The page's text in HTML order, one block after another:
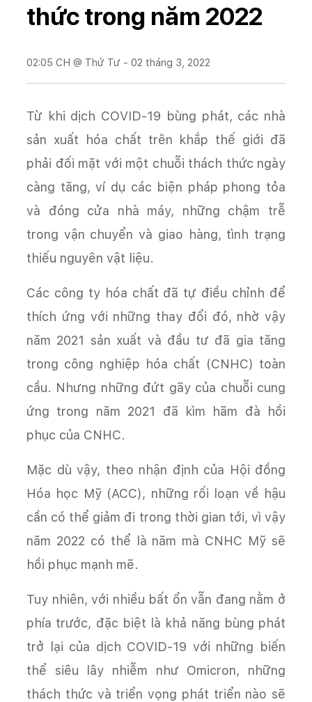
thức trong năm 2022
02:05 CH @ Thứ Tư - 02 tháng 3, 2022
Từ khi dịch COVID-19 bùng phát, các nhà
sản xuất hóa chất trên khắp thế giới đã
phải đối mặt với một chuỗi thách thức ngày
càng tăng, ví dụ các biện pháp phong tỏa
và đóng cửa nhà máy, những chậm trễ
trong vận chuyển và giao hàng, tình trạng
thiếu nguyên vật liệu.
Các công ty hóa chất đã tự điều chỉnh để
thích ứng với những thay đổi đó, nhờ vậy
năm 2021 sản xuất và đầu tư đã gia tăng
trong công nghiệp hóa chất (CNHC) toàn
cầu. Nhưng những đứt gãy của chuỗi cung
ứng trong năm 2021 đã kìm hãm đà hồi
phục của CNHC.
Mặc dù vậy, theo nhận định của Hội đồng
Hóa học Mỹ (ACC), những rối loạn về hậu
cần có thể giảm đi trong thời gian tới, vì vậy
năm 2022 có thể là năm mà CNHC Mỹ sẽ
hồi phục mạnh mẽ.
Tuy nhiên, với nhiều bất ổn vẫn đang nằm ở
phía trước, đặc biệt là khả năng bùng phát
trở lại của dịch COVID-19 với những biến
thể siêu lây nhiễm như Omicron, những
thách thức và triển vọng phát triển nào sẽ